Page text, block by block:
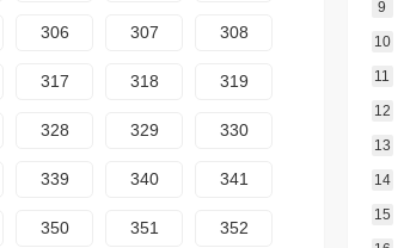
306 307 308
317 318 319
328 329 330
339 340 341
350 351 352
9
10
11
12
13
14
15